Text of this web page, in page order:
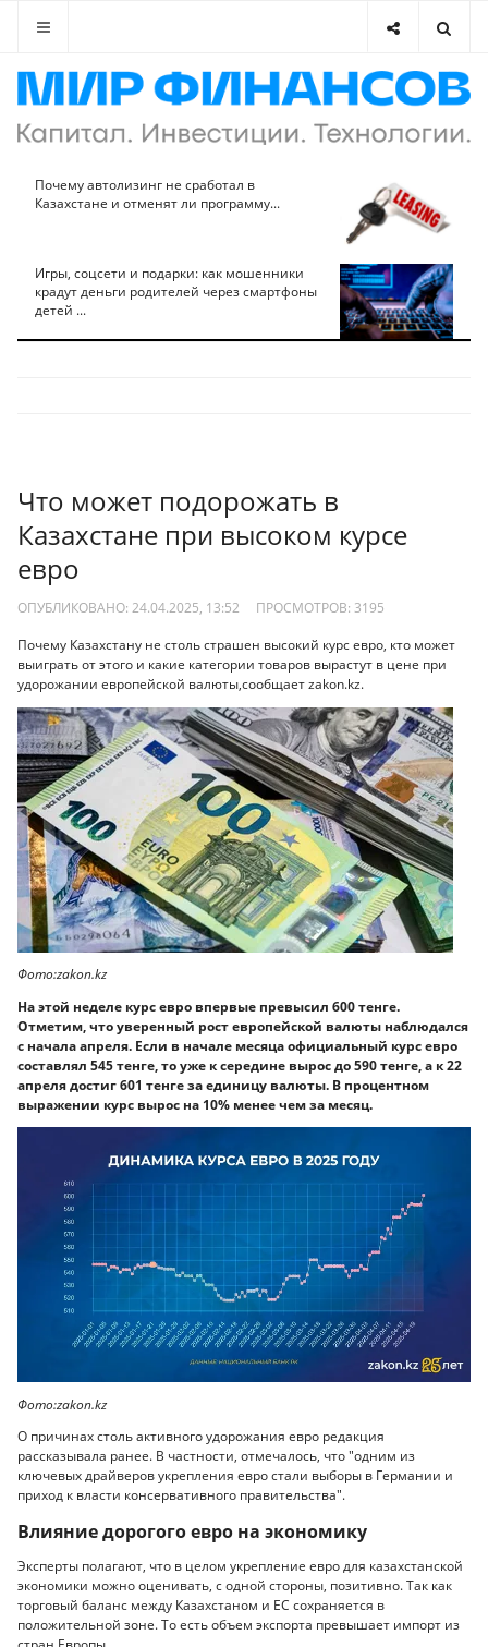
Почему автолизинг не сработал в
Казахстане и отменят ли программу...
Игры, соцсети и подарки: как мошенники
крадут деньги родителей через смартфоны
детей ...
Что может подорожать в
Казахстане при высоком курсе
евро
ОПУБЛИКОВАНО: 24.04.2025, 13:52 ПРОСМОТРОВ: 3195
Почему Казахстану не столь страшен высокий курс евро, кто может
выиграть от этого и какие категории товаров вырастут в цене при
удорожании европейской валюты,сообщает zakon.kz.
Фото:zakon.kz
На этой неделе курс евро впервые превысил 600 тенге.
Отметим, что уверенный рост европейской валюты наблюдался
с начала апреля. Если в начале месяца официальный курс евро
составлял 545 тенге, то уже к середине вырос до 590 тенге, а к 22
апреля достиг 601 тенге за единицу валюты. В процентном
выражении курс вырос на 10% менее чем за месяц.
Фото:zakon.kz
О причинах столь активного удорожания евро редакция
рассказывала ранее. В частности, отмечалось, что "одним из
ключевых драйверов укрепления евро стали выборы в Германии и
приход к власти консервативного правительства".
Влияние дорогого евро на экономику
Эксперты полагают, что в целом укрепление евро для казахстанской
экономики можно оценивать, с одной стороны, позитивно. Так как
торговый баланс между Казахстаном и ЕС сохраняется в
положительной зоне. То есть объем экспорта превышает импорт из